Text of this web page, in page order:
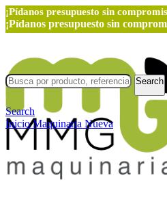
¡Pídanos presupuesto sin
¡Pídanos presupuesto sin
Search
Search
InicioMaquinaria Nueva